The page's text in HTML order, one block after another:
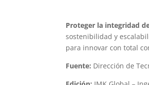
Proteger la integridad
sostenibilidad y
para innovar con total
Fuente: Dirección de